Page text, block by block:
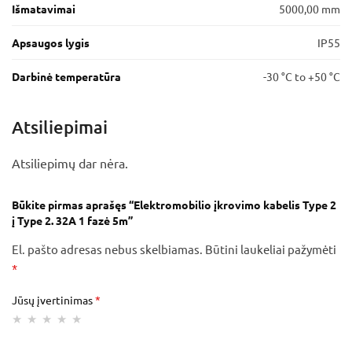
Išmatavimai 5000,00 mm
Apsaugos lygis IP55
Darbinė temperatūra -30 °C to +50 °C
Atsiliepimai
Atsiliepimų dar nėra.
Būkite pirmas aprašęs “Elektromobilio įkrovimo kabelis Type 2
į Type 2. 32A 1 fazė 5m”
El. pašto adresas nebus skelbiamas. Būtini laukeliai pažymėti
*
Jūsų įvertinimas*